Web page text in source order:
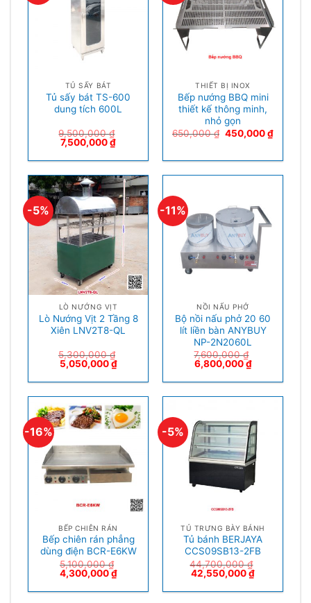
TỦ SẤY BÁT
Tủ sấy bát TS-600
dung tích 600L
9,500,000₫
7,500,000₫
THIẾT BỊ INOX
Bếp nướng BBQ mini
thiết kế thông minh,
nhỏ gọn
650,000₫ 450,000₫
-5%
LÒ NƯỚNG VỊT
Lò Nướng Vịt 2 Tầng 8
Xiên LNV2T8-QL
5,300,000₫
5,050,000₫
-11%
NỒI NẤU PHỞ
Bộ nồi nấu phở 20 60
lít liền bàn ANYBUY
NP-2N2060L
7,600,000₫
6,800,000₫
-16%
BẾP CHIÊN RÁN
Bếp chiên rán phẳng
dùng điện BCR-E6KW
5,100,000₫
4,300,000₫
-5%
TỦ TRƯNG BÀY BÁNH
Tủ bánh BERJAYA
CCS09SB13-2FB
44,700,000₫
42,550,000₫